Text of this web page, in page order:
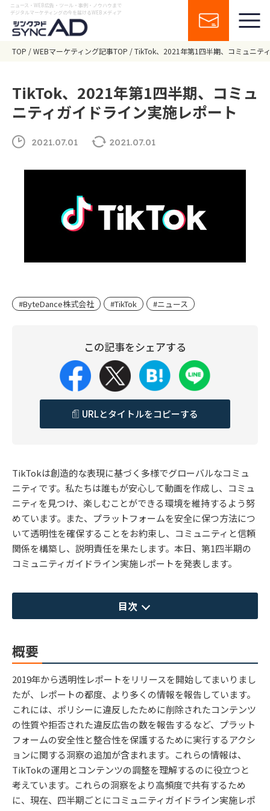
ニュース・WEB広告・ツール・事例・ノウハウまで
デジタルマーケティングの今を届けるWEBメディア
TOP WEBマーケティング記事TOP TikTok、2021年第1四半期、コミュニテ
TikTok、2021年第1四半期、コミュ
ニティガイドライン実施レポート
2021.07.01 2021.07.01
#ByteDance株式会社 #TikTok #ニュース
この記事をシェアする
URLとタイトルをコピーする
TikTokは創造的な表現に基づく多様でグローバルなコミュ
ニティです。私たちは誰もが安心して動画を作成し、コミュ
ニティを見つけ、楽しむことができる環境を維持するよう努
めています。また、プラットフォームを安全に保つ方法につ
いて透明性を確保することをお約束し、コミュニティと信頼
関係を構築し、説明責任を果たします。本日、第1四半期の
コミュニティガイドライン実施レポートを発表します。
目次
概要
2019年から透明性レポートをリリースを開始してまいりまし
たが、レポートの都度、より多くの情報を報告しています。
これには、ポリシーに違反したために削除されたコンテンツ
の性質や拒否された違反広告の数を報告するなど、プラット
フォームの安全性と整合性を保護するために実行するアクシ
ョンに関する洞察の追加が含まれます。これらの情報は、
TikTokの運用とコンテンツの調整を理解するのに役立つと
考えています。これらの洞察をより高頻度で共有するため
に、現在、四半期ごとにコミュニティガイドライン実施レポ